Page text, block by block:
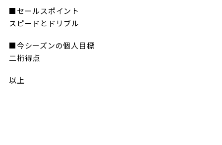
■セールスポイント
スピードとドリブル
■今シーズンの個人目標
二桁得点
以上